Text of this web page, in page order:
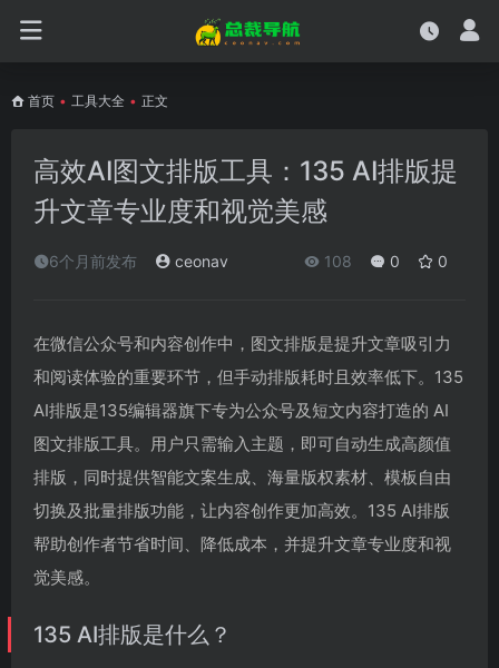
首页 • 工具大全 • 正文
高效AI图文排版工具：135 AI排版提
升文章专业度和视觉美感
6个月前发布 ceonav 108 0 0
在微信公众号和内容创作中，图文排版是提升文章吸引力
和阅读体验的重要环节，但手动排版耗时且效率低下。135
AI排版是135编辑器旗下专为公众号及短文内容打造的 AI
图文排版工具。用户只需输入主题，即可自动生成高颜值
排版，同时提供智能文案生成、海量版权素材、模板自由
切换及批量排版功能，让内容创作更加高效。135 AI排版
帮助创作者节省时间、降低成本，并提升文章专业度和视
觉美感。
135 AI排版是什么？